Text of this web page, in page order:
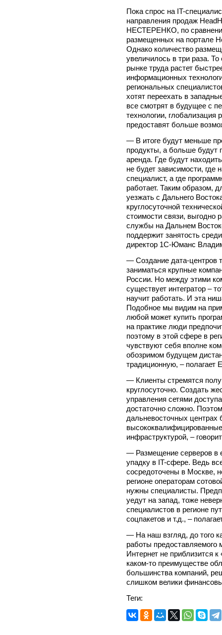
Пока спрос на IT-
направления продаж
НЕСТЕРЕНКО, по
размещенных на портале
Однако количество
увеличилось в три раза.
рынке труда растет
информационных
региональных
хотят переехать в
все смотрят в будущее с
технологии, глобализация
предоставят больше
— В итоге будут меньше
продукты, а больше будут
аренда. Где будут
не будет зависимости,
специалист, а где
работает. Таким образом,
уезжать с Дальнего
круглосуточной
стоимости связи,
службы на Дальнем
поддержит занятость
директор 1С-Юманс
— Создание дата-центров
заниматься крупные
России. Но между этими
существует интегратор –
научит работать. И эта
Подобное мы видим на
любой может купить
на практике люди
поэтому в этой сфере в
чувствуют себя вполне
обозримом будущем
традиционную, – полагает
— Клиенты стремятся
круглосуточно. Создать
управления сетями
достаточно сложно.
дальневосточных центрах
инфраструктурой, –
— Размещение серверов в
упадку в IT-сфере. Ведь
сосредоточены в Москве,
регионе операторам
нужны специалисты.
уедут на запад, тоже
специалистов в регионе
соцпакетов и т.д., –
— На наш взгляд, до того
работы предоставляемого
Интернет не приблизится
каком-то преимуществе
большинства компаний,
слишком велики
Теги: